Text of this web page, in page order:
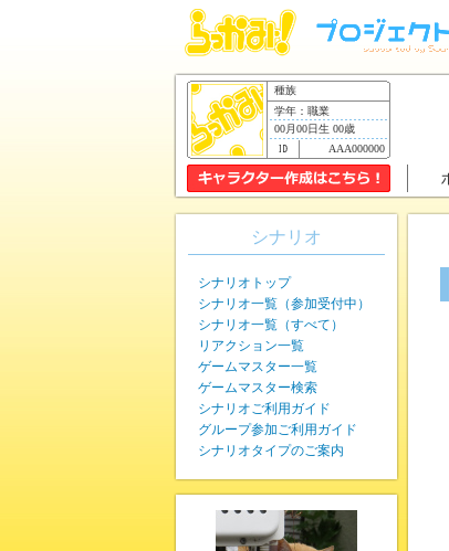
種族
学年：職業
00月00日生 00歳
AAA000000
シナリオ
シナリオトップ
シナリオ一覧（参加受付中）
シナリオ一覧（すべて）
リアクション一覧
ゲームマスター一覧
ゲームマスター検索
シナリオご利用ガイド
グループ参加ご利用ガイド
シナリオタイプのご案内